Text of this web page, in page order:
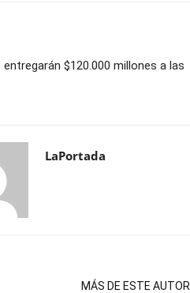
entregarán $120.000 millones a las
LaPortada
MÁS DE ESTE AUTOR